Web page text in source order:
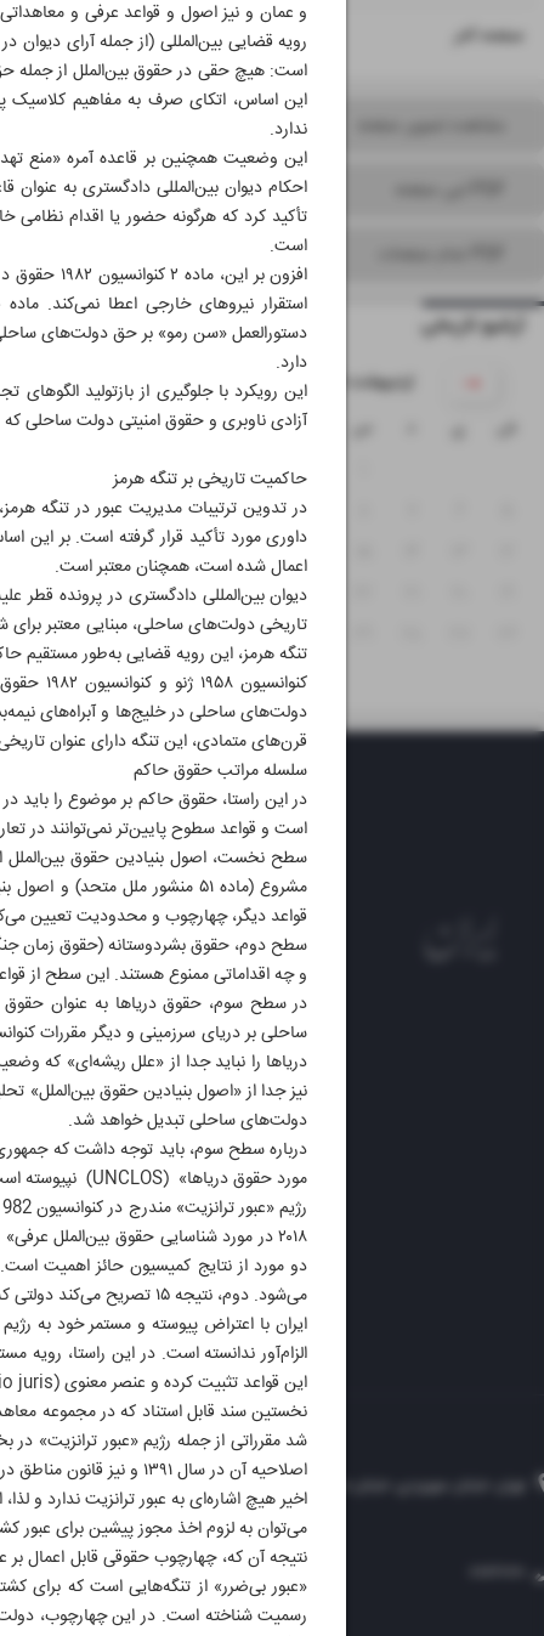
رویه قضایی بین‌المللی (از جمله آرای
است: هیچ حقی در حقوق بین‌الملل از جمله حق
این اساس، اتکای صرف به مفاهیم کلاسیک
ندارد.
احکام دیوان بین‌المللی دادگستری به ‌عنوان
تأکید کرد که هرگونه حضور یا اقدام نظامی
است.
افزون بر
دستورالعمل «سن رمو» بر حق دولت‌های
دارد.
این رویکرد با جلوگیری از بازتولید الگوهای
آزادی ناوبری و حقوق امنیتی دولت ساحلی
حاکمیت تاریخی بر تنگه هرمز
در تدوین ترتیبات مدیریت عبور در تنگه
داوری مورد تأکید قرار گرفته است. بر این
اعمال شده است، همچنان معتبر است.
دیوان بین‌المللی دادگستری در پرونده قطر
تاریخی دولت‌های ساحلی، مبنایی معتبر
تنگه هرمز، این رویه قضایی به‌طور مستقیم
دولت‌های ساحلی در خلیج‌ها و آبراه‌های
قرن‌های متمادی، این تنگه دارای عنوان
سلسله مراتب حقوق حاکم
در این راستا، حقوق حاکم بر موضوع را باید
است و قواعد سطوح پایین‌تر نمی‌توانند در
مشروع (ماده ۵۱ منشور ملل
قواعد دیگر، چهارچوب و محدودیت تعیین
سطح دوم، حقوق بشردوستانه (حقوق زمان
و چه اقداماتی ممنوع هستند. این سطح از
در سطح سوم، حقوق دریاها به عنوان حقوق
دریاها را نباید جدا از «علل ریشه‌ای» که
نیز جدا از «اصول بنیادین حقوق بین‌الملل»
دولت‌های ساحلی تبدیل خواهد شد.
مورد حقوق دریاها» (UNCLOS) نپیوسته است. بنابراین جز در مواردی که به حقوق بین‌الملل عرفی تبدیل شده باشد، ملزم به مقررات آنها نیست.
۲۰۱۸ در مورد شناسایی حقوق بین‌الملل
می‌شود. دوم، نتیجه ۱۵ تصریح می‌کند دولتی که در جریان شکل‌گیری یک قاعده، به طور مستمر و آشکار به آن اعتراض کند، ملزم به رعایت آن نیست.
این قواعد تثبیت کرده و عنصر معنوی (opinio juris) لازم برای شکل‌گیری هنجار عرفی را به چالش کشیده است.
نخستین سند قابل استناد که در مجموعه
اخیر هیچ اشاره‌ای به عبور ترانزیت ندارد و
می‌توان به لزوم اخذ مجوز پیشین برای
نتیجه آن که، چهارچوب حقوقی قابل اعمال بر
رسمیت شناخته است. در این چهارچوب،
صفحه آخر ۱۶
آرشیو تاریخی
۱۴۰۵ اردیبهشت
پ ج
۳
۴
۱۰
۱۱
۱۶ ۱۷
۲۳ ۲۴
۲۵
۳۰ ۳۱
تهران، خیابان سهروردی، خیابان خرمشهر، نرسیده به مصلی، موسسه فرهنگی-مطبوعاتی ایران
۸۸۷۶۱۲۵۴